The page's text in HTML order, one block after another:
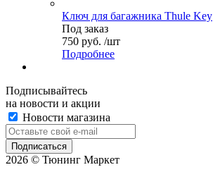
Ключ для багажника Thule Key
Под заказ
750 руб. /шт
Подробнее
Подписывайтесь
на новости и акции
Новости магазина
2026 © Тюнинг Маркет